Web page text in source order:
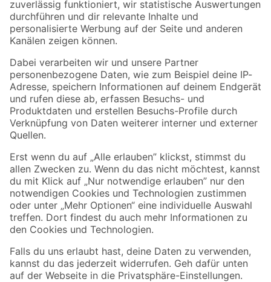
Zur Newsletter Anmeldung
Folge uns
Zahlungsarten Versandarten
Sicher einkaufen
Jetzt die toom-App herunterladen
Alle Preisangaben in EUR inkl. gesetzl. MwSt.. Die dargestellten Angebote sind unter
Umständen nicht in allen Märkten verfügbar. Die angegebenen Verfügbarkeiten beziehen